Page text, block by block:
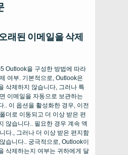
래된 이메일을 삭제
Outlook을 구성한 방법에 따라
여부. 기본적으로, Outlook은
삭제하지 않습니다, 그러나 특
이메일을 자동으로 보관하는
.. 이 옵션을 활성화한 경우, 이전
더로 이동되고 더 이상 받은 편
않습니다.. 필요한 경우 계속 액
다., 그러나 더 이상 받은 편지함
습니다.. 궁극적으로, Outlook이
삭제하는지 여부는 귀하에게 달